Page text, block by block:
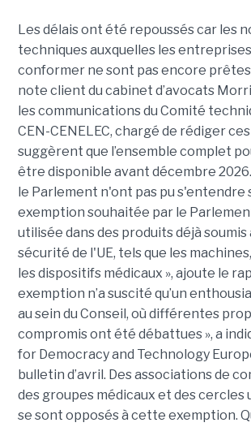
Les délais ont été repoussés car les
techniques auxquelles les
conformer ne sont pas encore
note client du cabinet d’avocats
les communications du Comité
CEN-CENELEC, chargé de rédiger
suggèrent que l’ensemble complet
être disponible avant décembre
le Parlement n'ont pas pu s'entendre
exemption souhaitée par le
utilisée dans des produits déjà soumis
sécurité de l'UE, tels que les
les dispositifs médicaux », ajoute le
exemption n’a suscité qu’un
au sein du Conseil, où différentes
compromis ont été débattues », a
for Democracy and Technology
bulletin d’avril. Des associations de
des groupes médicaux et des
se sont opposés à cette exemption.